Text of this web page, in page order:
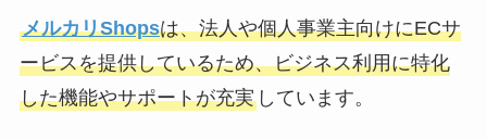
メルカリShopsは、法人や個人事業主向けにECサ
ービスを提供しているため、ビジネス利用に特化
した機能やサポートが充実しています。